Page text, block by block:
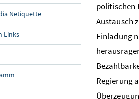
Netiquette
Links
politischen
Austausch
Einladung
Regierung